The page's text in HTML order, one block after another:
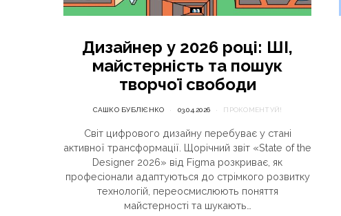
Дизайнер у 2026 році: ШІ,
майстерність та пошук
творчої свободи
САШКО БУБЛІЄНКО 03.04.2026 ПРОКОМЕНТУЙ!
Світ цифрового дизайну перебуває у стані
активної трансформації. Щорічний звіт «State of the
Designer 2026» від Figma розкриває, як
професіонали адаптуються до стрімкого розвитку
технологій, переосмислюють поняття
майстерності та шукають…